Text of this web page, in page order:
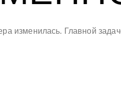
изменилась. Главной